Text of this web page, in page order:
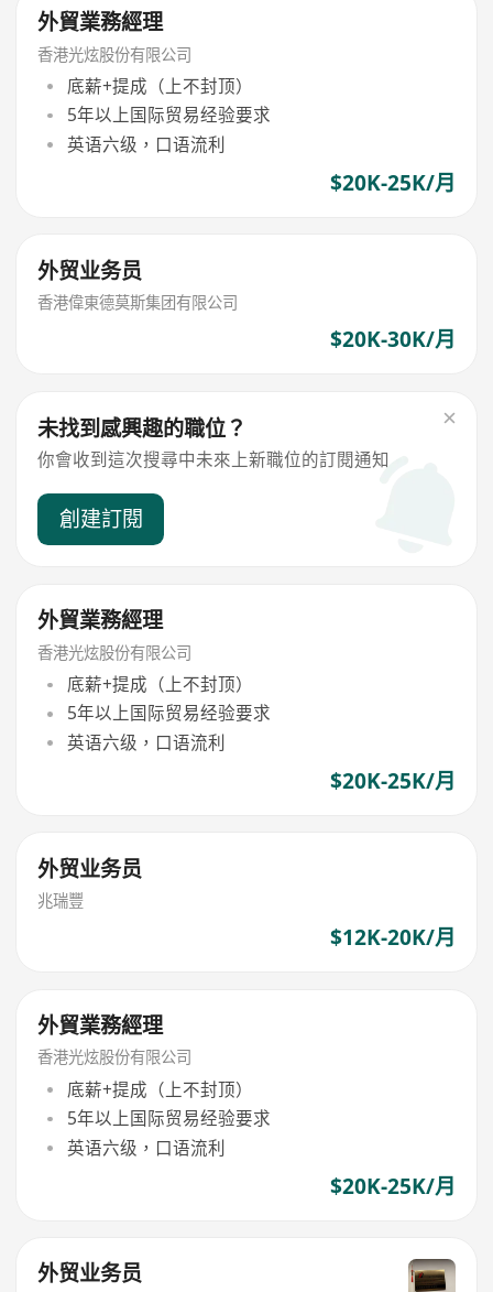
外貿業務經理
香港光炫股份有限公司
底薪+提成（上不封顶）
5年以上国际贸易经验要求
英语六级，口语流利
$20K-25K/月
外贸业务员
香港偉東德莫斯集团有限公司
$20K-30K/月
未找到感興趣的職位？
你會收到這次搜尋中未來上新職位的訂閱通知
創建訂閱
外貿業務經理
香港光炫股份有限公司
底薪+提成（上不封顶）
5年以上国际贸易经验要求
英语六级，口语流利
$20K-25K/月
外贸业务员
兆瑞豐
$12K-20K/月
外貿業務經理
香港光炫股份有限公司
底薪+提成（上不封顶）
5年以上国际贸易经验要求
英语六级，口语流利
$20K-25K/月
外贸业务员